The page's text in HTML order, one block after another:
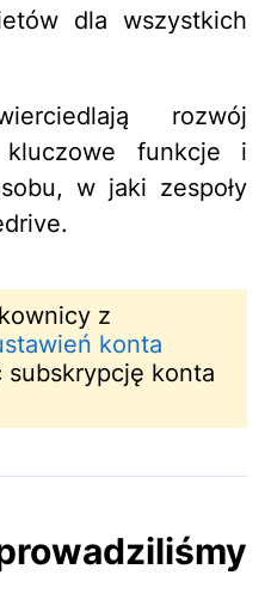
dla wszystkich
rozwój
kluczowe funkcje i
w jaki zespoły
z
konta
subskrypcję konta